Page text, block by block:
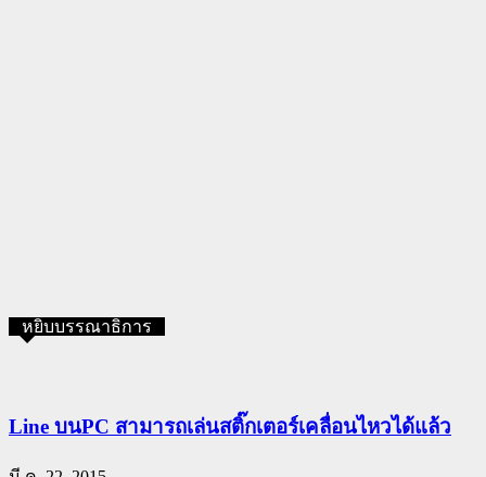
หยิบบรรณาธิการ
Line บนPC สามารถเล่นสติ๊กเตอร์เคลื่อนไหวได้แล้ว